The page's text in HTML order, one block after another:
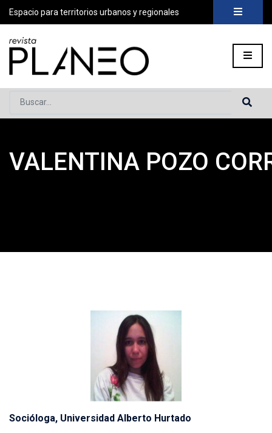
Espacio para territorios urbanos y regionales
Buscar...
Portada » Planeo Hoy »COLABORADORES»Valentina Pozo
VALENTINA POZO
Socióloga, Universidad Alberto Hurtado